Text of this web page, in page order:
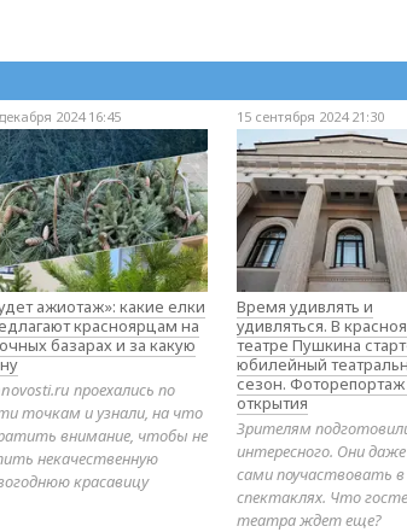
2024 16:45
ажиотаж»: какие елки
красноярцам на
базарах и за какую
проехались по
точкам и узнали, на что
внимание, чтобы не
некачественную
красавицу
15 сентября 2024 21:30
Время удивлять и
удивляться. В
театре Пушкина
юбилейный
сезон. Фоторепортаж
открытия
Зрителям
интересного. Они
сами поучаствовать в
спектаклях. Что
театра ждет еще?